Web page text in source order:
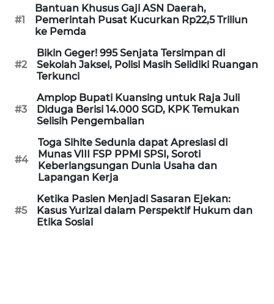
#1
Bantuan Khusus Gaji ASN Daerah,
Pemerintah Pusat Kucurkan Rp22,5 Triliun
ke Pemda
#2
Bikin Geger! 995 Senjata Tersimpan di
Sekolah Jaksel, Polisi Masih Selidiki Ruangan
Terkunci
#3
Amplop Bupati Kuansing untuk Raja Juli
Diduga Berisi 14.000 SGD, KPK Temukan
Selisih Pengembalian
#4
Toga Sihite Sedunia dapat Apresiasi di
Munas VIII FSP PPMI SPSI, Soroti
Keberlangsungan Dunia Usaha dan
Lapangan Kerja
#5
Ketika Pasien Menjadi Sasaran Ejekan:
Kasus Yurizal dalam Perspektif Hukum dan
Etika Sosial
PAPUA
PAPUA
BARAT
WN
RIAU
WN
SERAMBI
WN
JAMBI